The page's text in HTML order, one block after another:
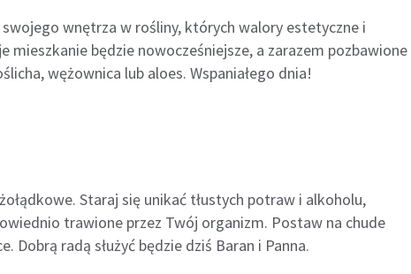
wnętrza w rośliny, których walory estetyczne i
mieszkanie będzie nowocześniejsze, a zarazem pozbawione
wężownica lub aloes. Wspaniałego dnia!
Staraj się unikać tłustych potraw i alkoholu,
trawione przez Twój organizm. Postaw na chude
Dobrą radą służyć będzie dziś Baran i Panna.